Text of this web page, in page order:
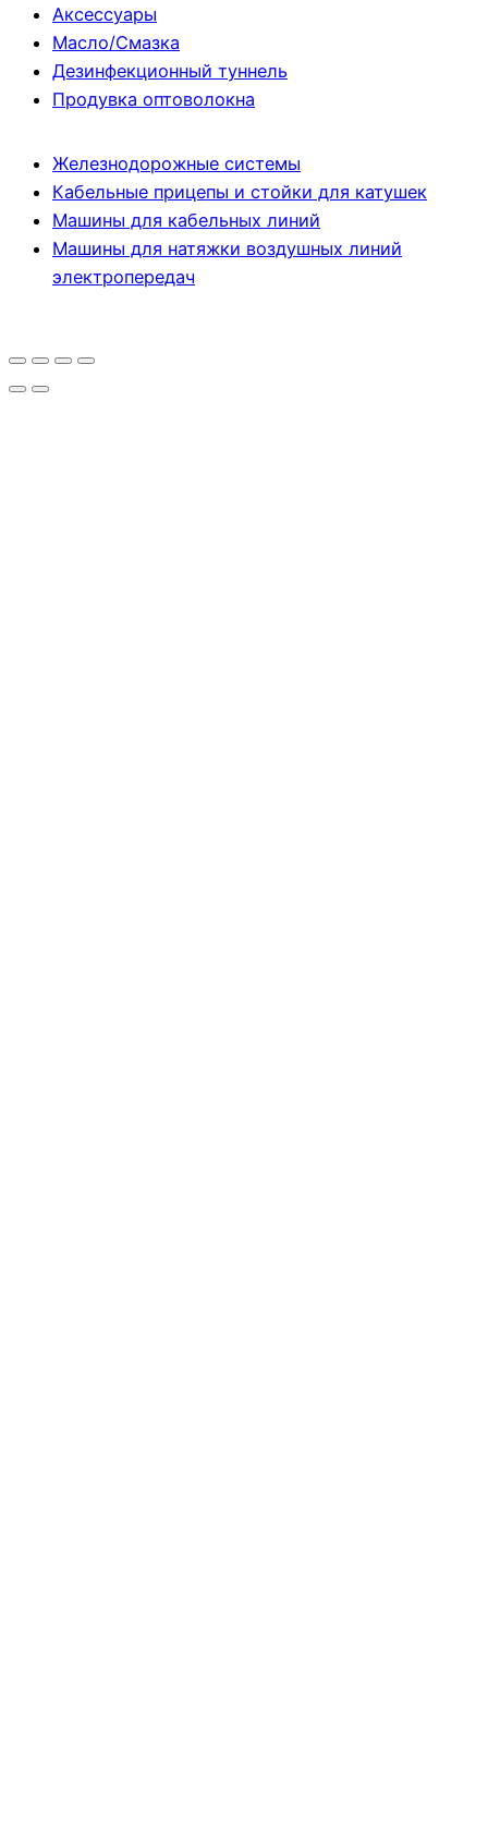
Аксессуары
Масло/Смазка
Дезинфекционный туннель
Продувка оптоволокна
Железнодорожные системы
Кабельные прицепы и стойки для катушек
Машины для кабельных линий
Машины для натяжки воздушных линий
электропередач